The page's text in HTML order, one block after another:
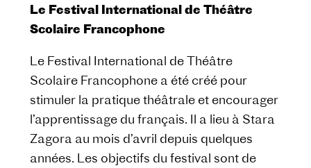
Le Festival International de Théâtre
Scolaire Francophone
Le Festival International de Théâtre
Scolaire Francophone a été créé pour
stimuler la pratique théâtrale et encourager
l’apprentissage du français. Il a lieu à Stara
Zagora au mois d’avril depuis quelques
années. Les objectifs du festival sont de